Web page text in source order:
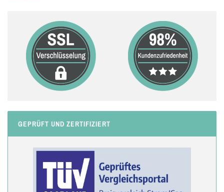
GEPRÜFT UND ZERTIFIZIERT